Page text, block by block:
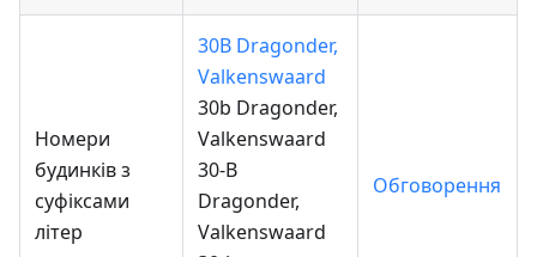
Номери
будинків з
суфіксами
літер
30B Dragonder,
Valkenswaard
30b Dragonder,
Valkenswaard
30-B
Dragonder,
Valkenswaard
Обговорення